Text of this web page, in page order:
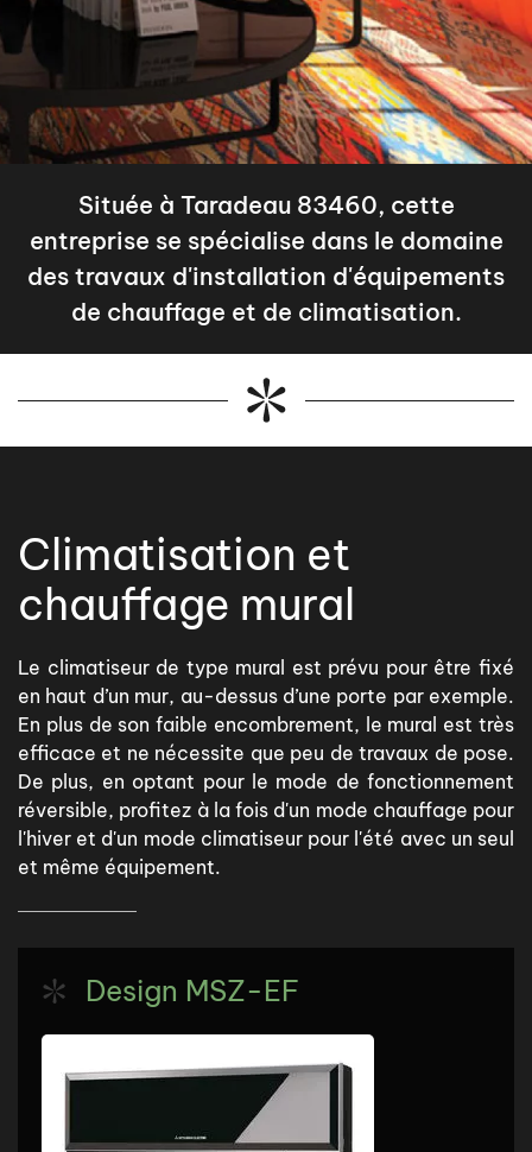
Située à Taradeau 83460, cette
entreprise se spécialise dans le domaine
des travaux d'installation d'équipements
de chauffage et de climatisation.
Climatisation et
chauffage mural
Le climatiseur de type mural est prévu pour être fixé
en haut d’un mur, au-dessus d’une porte par exemple.
En plus de son faible encombrement, le mural est très
efficace et ne nécessite que peu de travaux de pose.
De plus, en optant pour le mode de fonctionnement
réversible, profitez à la fois d'un mode chauffage pour
l'hiver et d'un mode climatiseur pour l'été avec un seul
et même équipement.
Design MSZ-EF